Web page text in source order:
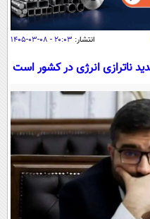
انتشار: ۲۰:۰۳ - ۰۸-۰۳-۱۴۰۵
ناترازی انرژی در کشور است